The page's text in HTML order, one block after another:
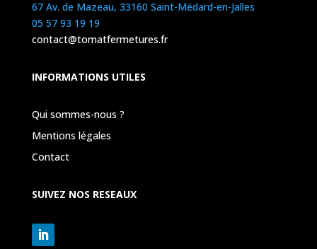
67 Av. de Mazeau, 33160 Saint-Médard-en-Jalles
05 57 93 19 19
contact@tomatfermetures.fr
INFORMATIONS UTILES
Qui sommes-nous ?
Mentions légales
Contact
SUIVEZ NOS RESEAUX